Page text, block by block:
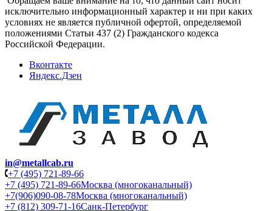
исключительно информационный характер и ни при каких
условиях не является публичной офертой, определяемой
положениями Статьи 437 (2) Гражданского кодекса
Российской Федерации.
Вконтакте
Яндекс.Дзен
in@metallcab.ru
+7 (495) 721-89-66
+7 (495) 721-89-66Москва (многоканальный)
+7(906)090-08-78Москва (многоканальный)
+7 (812) 309-71-16Санк-Петербург